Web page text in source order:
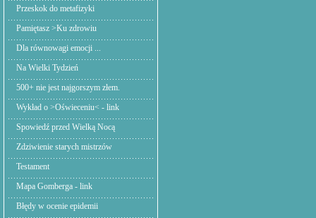
Przeskok do metafizyki
Pamiętasz >Ku zdrowiu
Dla równowagi emocji ...
Na Wielki Tydzień
500+ nie jest najgorszym złem.
Wykład o >Oświeceniu< - link
Spowiedź przed Wielką Nocą
Zdziwienie starych mistrzów
Testament
Mapa Gomberga - link
Błędy w ocenie epidemii